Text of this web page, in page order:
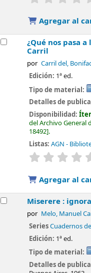
Agregar al
¿Qué nos pasa
Carril
por Carril del,
Edición: 1ª ed.
Tipo de material:
Detalles de
Disponibilidad:
del Archivo General
18492 .
Listas: AGN -
valoración
Agregar al
Miserere :
por Melo, Manuel
SeriesCuadernos
Edición: 1ª ed.
Tipo de material:
Detalles de